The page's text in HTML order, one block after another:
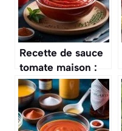
Recette de sauce
tomate maison :
astuces et
préparation